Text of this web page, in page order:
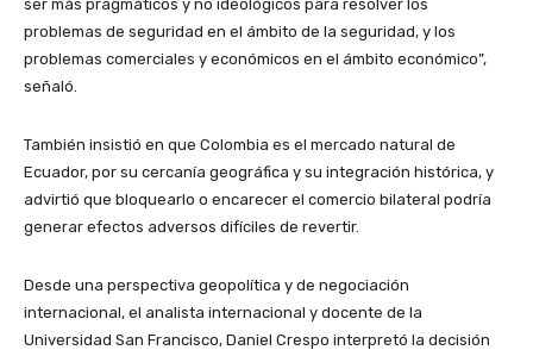
ser más pragmáticos y no ideológicos para resolver los
problemas de seguridad en el ámbito de la seguridad, y los
problemas comerciales y económicos en el ámbito económico”,
señaló.
También insistió en que Colombia es el mercado natural de
Ecuador, por su cercanía geográfica y su integración histórica, y
advirtió que bloquearlo o encarecer el comercio bilateral podría
generar efectos adversos difíciles de revertir.
Desde una perspectiva geopolítica y de negociación
internacional, el analista internacional y docente de la
Universidad San Francisco, Daniel Crespo interpretó la decisión